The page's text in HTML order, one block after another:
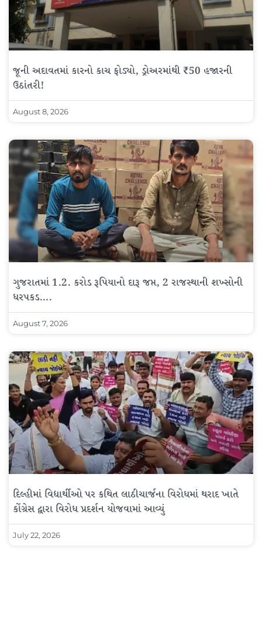
જૂની અદાવતમાં કારનો કાચ ફોડ્યો, ડ્રોઅરમાંથી ₹50 હજારની
ઉઠાંતરી!
August 8, 2026
ગુજરાતમાં 1.2. કરોડ રૂપિયાનો દારૂ જપ્ત, 2 રાજસ્થાની શખ્સોની
ધરપકડ….
August 7, 2026
દિલ્હીમાં વિદ્યાર્થીઓ પર કથિત લાઠીચાર્જના વિરોધમાં થરાદ ખાતે
કોંગ્રેસ દ્વારા વિરોધ પ્રદર્શન યોજવામાં આવ્યું
July 22, 2026